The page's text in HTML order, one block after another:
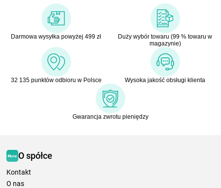
Darmowa wysyłka powyżej 499 zł
Duży wybór towaru (99 % towaru w
magazynie)
32 135 punktów odbioru w Polsce Wysoka jakość obsługi klienta
Gwarancja zwrotu pieniędzy
O spółce
Kontakt
O nas